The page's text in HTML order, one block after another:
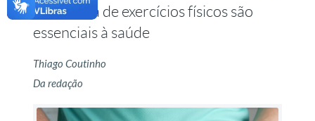
e a prática de exercícios físicos são
essenciais à saúde
Thiago Coutinho
Da redação